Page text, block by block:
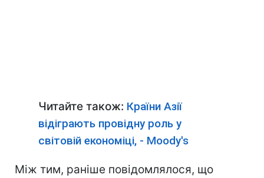
Читайте також: Країни Азії
відіграють провідну роль у
світовій економіці, - Мoody's
Між тим, раніше повідомлялося, що